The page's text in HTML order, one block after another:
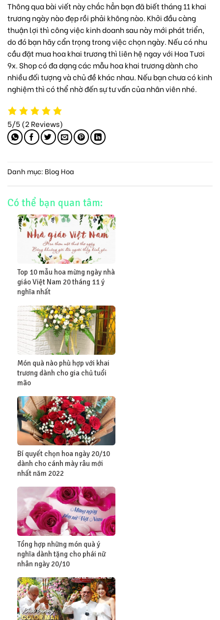
Thông qua bài viết này chắc hẳn bạn đã biết tháng 11 khai
trương ngày nào đẹp rồi phải không nào. Khởi đầu càng
thuận lợi thì công việc kinh doanh sau này mới phát triển,
do đó bạn hãy cẩn trọng trong việc chọn ngày. Nếu có nhu
cầu đặt muahoa khai trươngthì liên hệ ngay với Hoa Tươi
9x. Shop có đa dạng các mẫu hoa khai trươngdành cho
nhiều đối tượng và chủ đề khác nhau. Nếu bạn chưa có kinh
nghiệm thì có thể nhờ đến sự tư vấn của nhân viên nhé.
5/5(2 Reviews)
Danh mục: Blog Hoa
Có thể bạn quan tâm:
Top 10 mẫu hoa mừng ngày nhà
giáo Việt Nam 20 tháng 11 ý
nghĩa nhất
Món quà nào phù hợp với khai
trương dành cho gia chủ tuổi
mão
Bí quyết chọn hoa ngày 20/10
dành cho cánh mày râu mới
nhất năm 2022
Tổng hợp những món quà ý
nghĩa dành tặng cho phái nữ
nhân ngày 20/10